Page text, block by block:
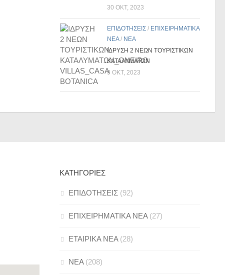
30 ΟΚΤ, 2023
ΕΠΙΔΟΤΗΣΕΙΣ / ΕΠΙΧΕΙΡΗΜΑΤΙΚΑ
ΝΕΑ/ ΝΕΑ
ΙΔΡΥΣΗ 2 ΝΕΩΝ ΤΟΥΡΙΣΤΙΚΩΝ
ΚΑΤΑΛΥΜΑΤΩΝ
9 ΟΚΤ, 2023
ΚΑΤΗΓΟΡΊΕΣ
ΕΠΙΔΟΤΗΣΕΙΣ(92)
ΕΠΙΧΕΙΡΗΜΑΤΙΚΑ ΝΕΑ(27)
ΕΤΑΙΡΙΚΑ ΝΕΑ(28)
ΝΕΑ(208)